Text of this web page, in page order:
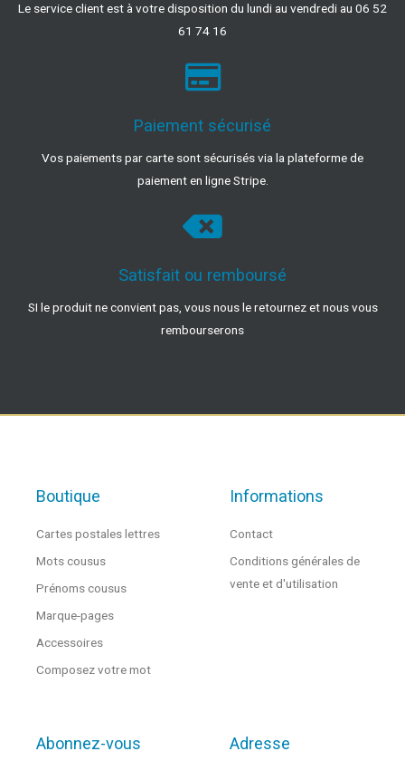
Le service client est à votre disposition du lundi au vendredi au 06 52
61 74 16
Paiement sécurisé
Vos paiements par carte sont sécurisés via la plateforme de
paiement en ligne Stripe.
Satisfait ou remboursé
SI le produit ne convient pas, vous nous le retournez et nous vous
rembourserons
Boutique
Cartes postales lettres
Mots cousus
Prénoms cousus
Marque-pages
Accessoires
Composez votre mot
Informations
Contact
Conditions générales de
vente et d'utilisation
Abonnez-vous Adresse